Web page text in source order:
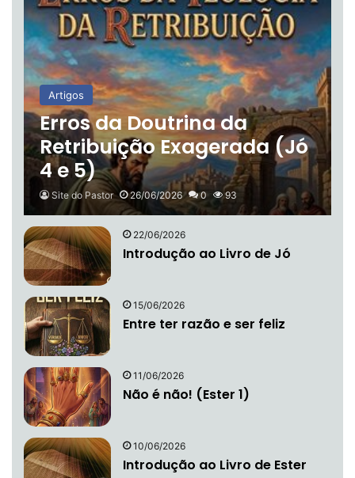
Artigos
Erros da Doutrina da
Retribuição Exagerada (Jó
4 e 5)
Site do Pastor 26/06/2026 0 93
22/06/2026
Introdução ao Livro de Jó
15/06/2026
Entre ter razão e ser feliz
11/06/2026
Não é não! (Ester 1)
10/06/2026
Introdução ao Livro de Ester